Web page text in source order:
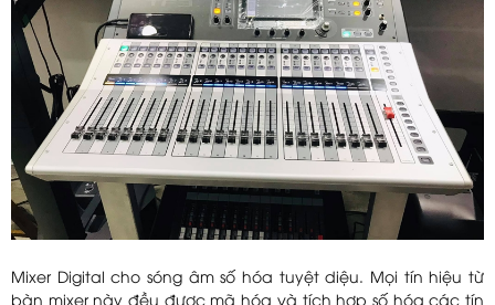
Mixer Digital cho sóng âm số hóa tuyệt diệu. Mọi tín hiệu từ
bàn mixer này đều được mã hóa và tích hợp số hóa các tín